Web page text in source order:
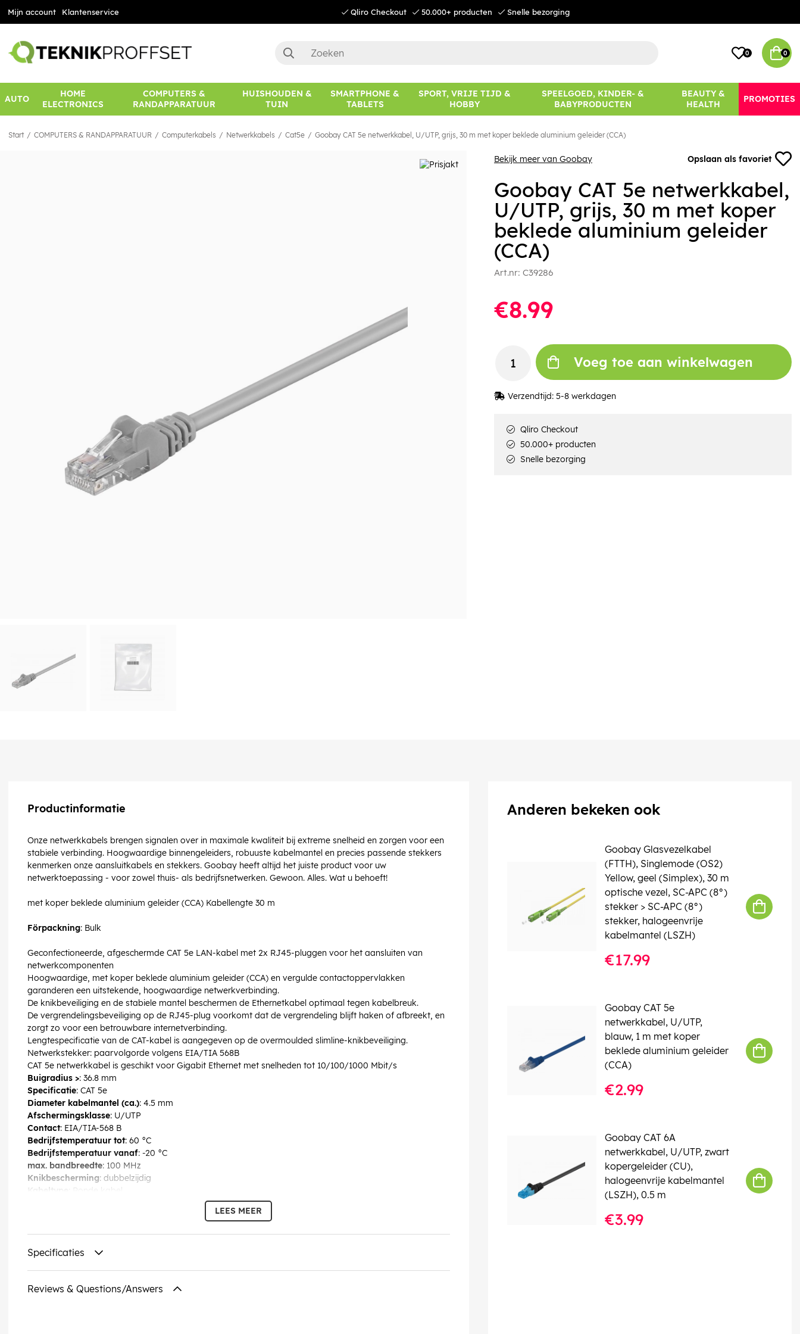
Mijn account Klantenservice Qliro Checkout 50.000+ producten Snelle bezorging
0 0
AUTO
HOME
ELECTRONICS
COMPUTERS &
RANDAPPARATUUR
HUISHOUDEN &
TUIN
SMARTPHONE &
TABLETS
SPORT, VRIJE TIJD &
HOBBY
SPEELGOED, KINDER- &
BABYPRODUCTEN
BEAUTY &
HEALTH
PROMOTIES
Start COMPUTERS & RANDAPPARATUUR Computerkabels Netwerkkabels Cat5e Goobay CAT 5e netwerkkabel, U/UTP, grijs, 30 m met koper beklede aluminium geleider (CCA)
Bekijk meer van Goobay Opslaan als favoriet
Goobay CAT 5e netwerkkabel,
U/UTP, grijs, 30 m met koper
beklede aluminium geleider
(CCA)
Art.nr: C39286
€8.99
Voeg toe aan winkelwagen
Verzendtijd: 5-8 werkdagen
Qliro Checkout
50.000+ producten
Snelle bezorging
Productinformatie
Onze netwerkkabels brengen signalen over in maximale kwaliteit bij extreme snelheid en zorgen voor een
stabiele verbinding. Hoogwaardige binnengeleiders, robuuste kabelmantel en precies passende stekkers
kenmerken onze aansluitkabels en stekkers. Goobay heeft altijd het juiste product voor uw
netwerktoepassing - voor zowel thuis- als bedrijfsnetwerken. Gewoon. Alles. Wat u behoeft!
met koper beklede aluminium geleider (CCA) Kabellengte 30 m
Förpackning: Bulk
Geconfectioneerde, afgeschermde CAT 5e LAN-kabel met 2x RJ45-pluggen voor het aansluiten van
netwerkcomponenten
Hoogwaardige, met koper beklede aluminium geleider (CCA) en vergulde contactoppervlakken
garanderen een uitstekende, hoogwaardige netwerkverbinding.
De knikbeveiliging en de stabiele mantel beschermen de Ethernetkabel optimaal tegen kabelbreuk.
De vergrendelingsbeveiliging op de RJ45-plug voorkomt dat de vergrendeling blijft haken of afbreekt, en
zorgt zo voor een betrouwbare internetverbinding.
Lengtespecificatie van de CAT-kabel is aangegeven op de overmoulded slimline-knikbeveiliging.
Netwerkstekker: paarvolgorde volgens EIA/TIA 568B
CAT 5e netwerkkabel is geschikt voor Gigabit Ethernet met snelheden tot 10/100/1000 Mbit/s
Buigradius >: 36.8 mm
Specificatie: CAT 5e
Diameter kabelmantel (ca.): 4.5 mm
Afschermingsklasse: U/UTP
Contact: EIA/TIA-568 B
Bedrijfstemperatuur tot: 60 °C
Bedrijfstemperatuur vanaf: -20 °C
max. bandbreedte: 100 MHz
Knikbescherming: dubbelzijdig
Kabeltype
: Ronde kabel
: CCA (met koper bekleed aluminium)
Verbinding 2, type: RJ45-stekker (8P8C)
LEES MEER
Specificaties
Reviews & Questions/Answers
Anderen bekeken ook
Goobay Glasvezelkabel
(FTTH), Singlemode (OS2)
Yellow, geel (Simplex), 30 m
optische vezel, SC-APC (8°)
stekker > SC-APC (8°)
stekker, halogeenvrije
kabelmantel (LSZH)
€17.99
Goobay CAT 5e
netwerkkabel, U/UTP,
blauw, 1 m met koper
beklede aluminium geleider
(CCA)
€2.99
Goobay CAT 6A
netwerkkabel, U/UTP, zwart
kopergeleider (CU),
halogeenvrije kabelmantel
(LSZH), 0.5 m
€3.99